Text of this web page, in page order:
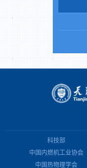
科技部
中国内燃机工业协会
中国热物理学会